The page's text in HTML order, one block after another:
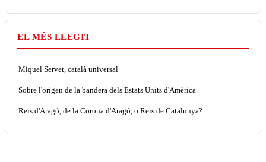
EL MÉS LLEGIT
Miquel Servet, català universal
Sobre l'origen de la bandera dels Estats Units d'Amèrica
Reis d'Aragó, de la Corona d'Aragó, o Reis de Catalunya?